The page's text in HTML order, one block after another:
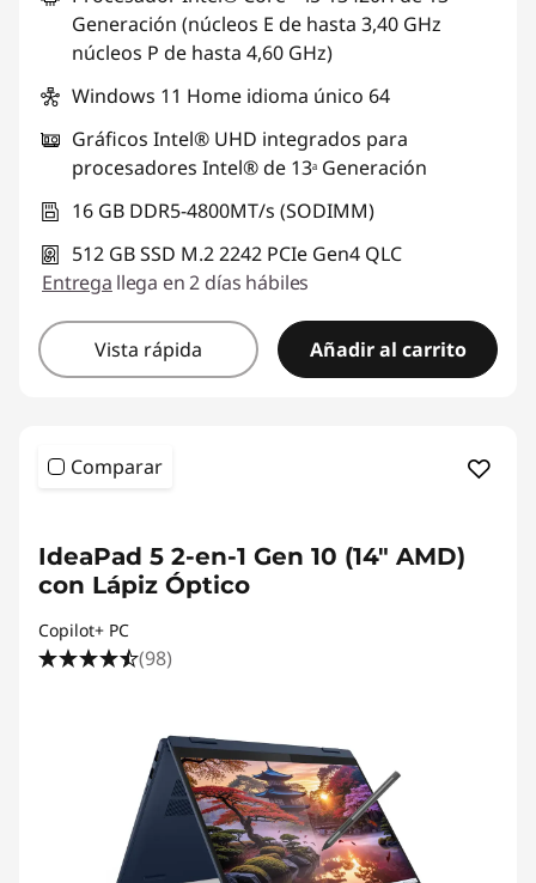
Generación (núcleos E de hasta 3,40 GHz
núcleos P de hasta 4,60 GHz)
Windows 11 Home idioma único 64
Gráficos Intel® UHD integrados para
procesadores Intel® de 13ᵃ Generación
16 GB DDR5-4800MT/s (SODIMM)
512 GB SSD M.2 2242 PCIe Gen4 QLC
Entrega llega en 2 días hábiles
Vista rápida Añadir al carrito
Comparar
IdeaPad 5 2-en-1 Gen 10 (14" AMD)
con Lápiz Óptico
Copilot+ PC
(98)